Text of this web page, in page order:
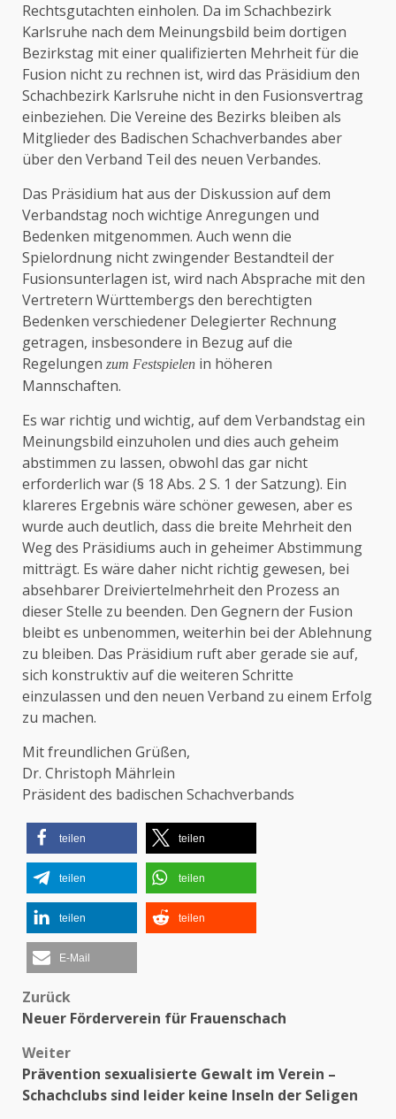
Rechtsgutachten einholen. Da im Schachbezirk
Karlsruhe nach dem Meinungsbild beim dortigen
Bezirkstag mit einer qualifizierten Mehrheit für die
Fusion nicht zu rechnen ist, wird das Präsidium den
Schachbezirk Karlsruhe nicht in den Fusionsvertrag
einbeziehen. Die Vereine des Bezirks bleiben als
Mitglieder des Badischen Schachverbandes aber
über den Verband Teil des neuen Verbandes.
Das Präsidium hat aus der Diskussion auf dem
Verbandstag noch wichtige Anregungen und
Bedenken mitgenommen. Auch wenn die
Spielordnung nicht zwingender Bestandteil der
Fusionsunterlagen ist, wird nach Absprache mit den
Vertretern Württembergs den berechtigten
Bedenken verschiedener Delegierter Rechnung
getragen, insbesondere in Bezug auf die
Regelungen zum Festspielen in höheren
Mannschaften.
Es war richtig und wichtig, auf dem Verbandstag ein
Meinungsbild einzuholen und dies auch geheim
abstimmen zu lassen, obwohl das gar nicht
erforderlich war (§ 18 Abs. 2 S. 1 der Satzung). Ein
klareres Ergebnis wäre schöner gewesen, aber es
wurde auch deutlich, dass die breite Mehrheit den
Weg des Präsidiums auch in geheimer Abstimmung
mitträgt. Es wäre daher nicht richtig gewesen, bei
absehbarer Dreiviertelmehrheit den Prozess an
dieser Stelle zu beenden. Den Gegnern der Fusion
bleibt es unbenommen, weiterhin bei der Ablehnung
zu bleiben. Das Präsidium ruft aber gerade sie auf,
sich konstruktiv auf die weiteren Schritte
einzulassen und den neuen Verband zu einem Erfolg
zu machen.
Mit freundlichen Grüßen,
Dr. Christoph Mährlein
Präsident des badischen Schachverbands
teilen teilen
teilen teilen
teilen teilen
E-Mail
Beitragsnavigation
Zurück
Neuer Förderverein für Frauenschach
Weiter
Prävention sexualisierte Gewalt im Verein –
Schachclubs sind leider keine Inseln der Seligen